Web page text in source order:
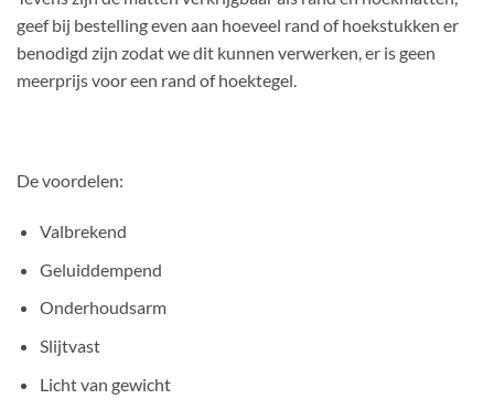
geef bij bestelling even aan hoeveel rand of hoekstukken er
benodigd zijn zodat we dit kunnen verwerken, er is geen
meerprijs voor een rand of hoektegel.
De voordelen:
Valbrekend
Geluiddempend
Onderhoudsarm
Slijtvast
Licht van gewicht